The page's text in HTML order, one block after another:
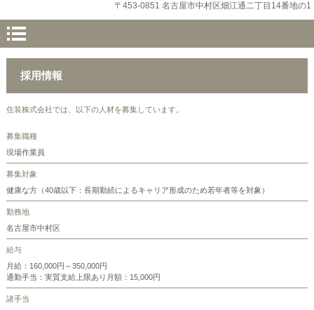
〒453-0851 名古屋市中村区畑江通二丁目14番地の1
採用情報
住装株式会社では、以下の人材を募集しています。
募集職種
現場作業員
募集対象
健康な方（40歳以下：長期勤続によるキャリア形成のため若年者等を対象）
勤務地
名古屋市中村区
給与
月給：160,000円～350,000円
通勤手当：実質支給上限あり月額：15,000円
諸手当